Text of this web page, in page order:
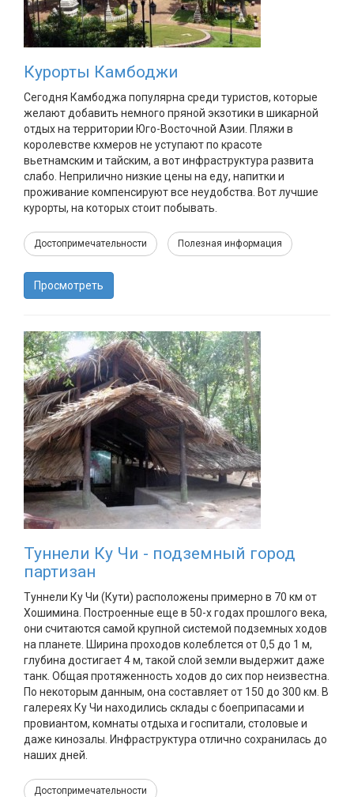
Курорты Камбоджи
Сегодня Камбоджа популярна среди туристов, которые
желают добавить немного пряной экзотики в шикарной
отдых на территории Юго-Восточной Азии. Пляжи в
королевстве кхмеров не уступают по красоте
вьетнамским и тайским, а вот инфраструктура развита
слабо. Неприлично низкие цены на еду, напитки и
проживание компенсируют все неудобства. Вот лучшие
курорты, на которых стоит побывать.
Достопримечательности Полезная информация
Просмотреть
Туннели Ку Чи - подземный город
партизан
Туннели Ку Чи (Кути) расположены примерно в 70 км от
Хошимина. Построенные еще в 50-х годах прошлого века,
они считаются самой крупной системой подземных ходов
на планете. Ширина проходов колеблется от 0,5 до 1 м,
глубина достигает 4 м, такой слой земли выдержит даже
танк. Общая протяженность ходов до сих пор неизвестна.
По некоторым данным, она составляет от 150 до 300 км. В
галереях Ку Чи находились склады с боеприпасами и
провиантом, комнаты отдыха и госпитали, столовые и
даже кинозалы. Инфраструктура отлично сохранилась до
наших дней.
Достопримечательности